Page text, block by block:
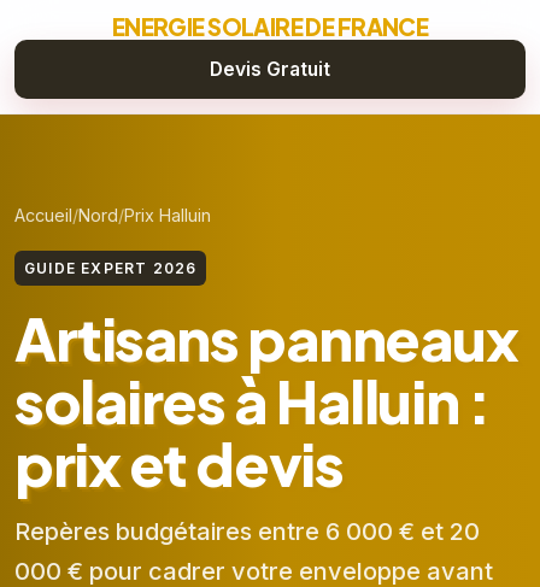
ENERGIE SOLAIRE DE FRANCE
Devis Gratuit
Accueil Nord Prix Halluin
GUIDE EXPERT 2026
Artisans panneaux
solaires à Halluin :
prix et devis
Repères budgétaires entre 6 000 € et 20
000 € pour cadrer votre enveloppe avant